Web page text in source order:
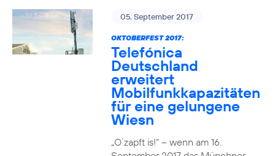
05. September 2017
OKTOBERFEST 2017:
Telefónica
Deutschland
erweitert
Mobilfunkkapazitäten
für eine gelungene
Wiesn
„O`zapft is!“ – wenn am 16.